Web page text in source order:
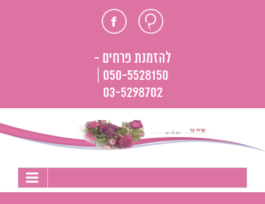
חוות פייסבוק
להזמנת פרחים -
050-5528150 |
03-5298702